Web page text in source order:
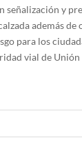
señalización y
además de
para los
vial de